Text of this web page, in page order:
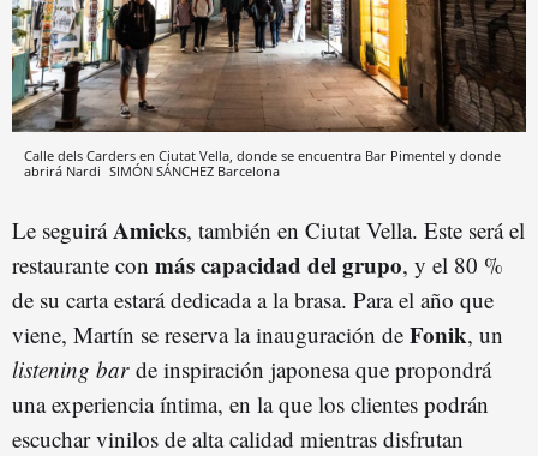
Calle dels Carders en Ciutat Vella, donde se encuentra Bar Pimentel y donde
abrirá Nardi SIMÓN SÁNCHEZ Barcelona
Le seguiráAmicks, también en Ciutat Vella. Este será el
restaurante con más capacidad del grupo, y el 80 %
de su carta estará dedicada a la brasa. Para el año que
viene, Martín se reserva la inauguración de Fonik, un
listening barde inspiración japonesa que propondrá
una experiencia íntima, en la que los clientes podrán
escuchar vinilos de alta calidad mientras disfrutan